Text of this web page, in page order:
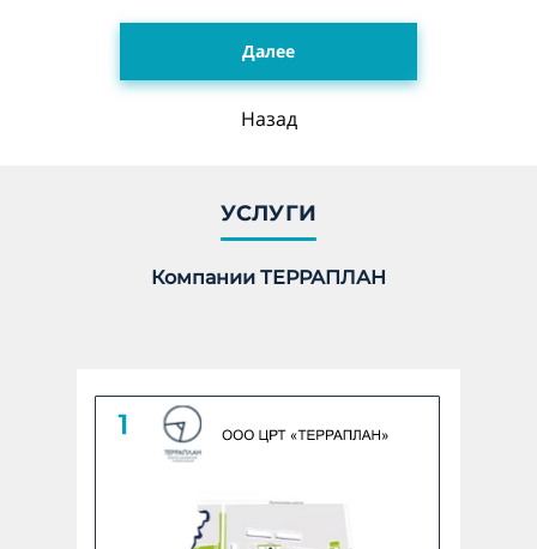
Далее
Назад
Укажите количество гектар, 1 га = 10 000 м2 *
Линейный объект
Количество: undefined КМ
УСЛУГИ
Компании ТЕРРАПЛАН